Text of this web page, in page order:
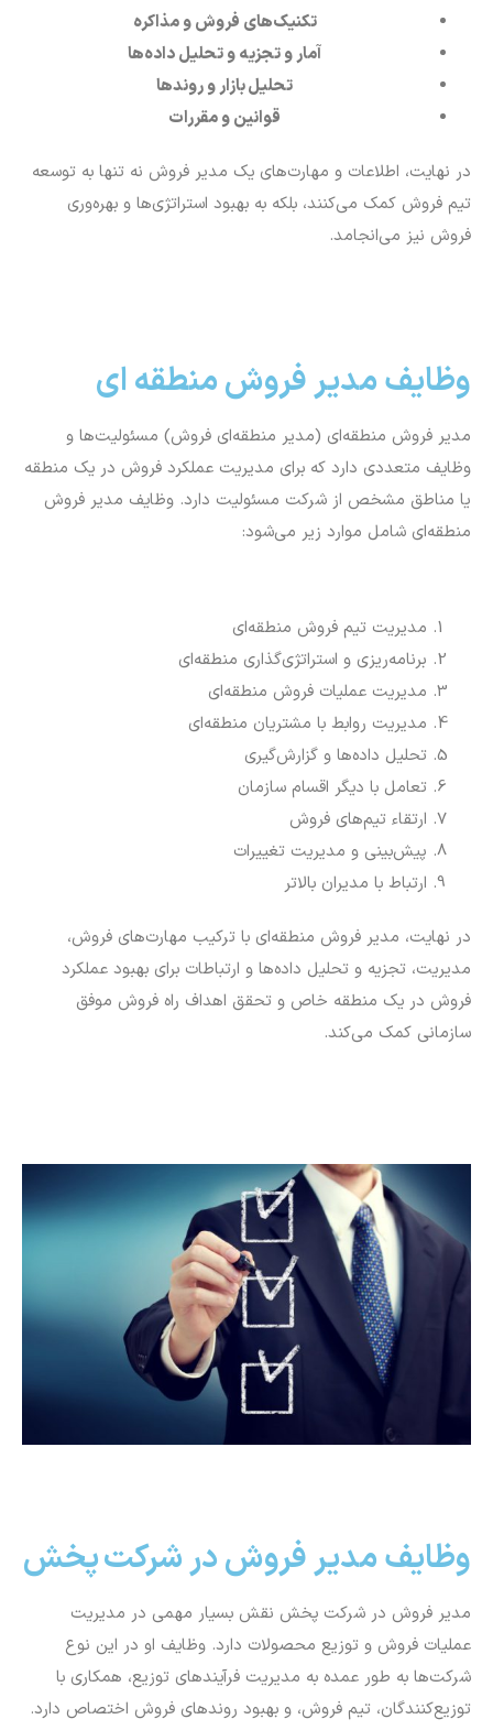
تکنیک‌های فروش و مذاکره
آمار و تجزیه و تحلیل داده‌ها
تحلیل بازار و روندها
قوانین و مقررات
در نهایت، اطلاعات و مهارت‌های یک مدیر فروش نه تنها به توسعه
تیم فروش کمک می‌کنند، بلکه به بهبود استراتژی‌ها و بهره‌وری
فروش نیز می‌انجامد.
وظایف مدیر فروش منطقه ای
مدیر فروش منطقه‌ای (مدیر منطقه‌ای فروش) مسئولیت‌ها و
وظایف متعددی دارد که برای مدیریت عملکرد فروش در یک منطقه
یا مناطق مشخص از شرکت مسئولیت دارد. وظایف مدیر فروش
منطقه‌ای شامل موارد زیر می‌شود:
مدیریت تیم فروش منطقه‌ای
برنامه‌ریزی و استراتژی‌گذاری منطقه‌ای
مدیریت عملیات فروش منطقه‌ای
مدیریت روابط با مشتریان منطقه‌ای
تحلیل داده‌ها و گزارش‌گیری
تعامل با دیگر اقسام سازمان
ارتقاء تیم‌های فروش
پیش‌بینی و مدیریت تغییرات
ارتباط با مدیران بالاتر
در نهایت، مدیر فروش منطقه‌ای با ترکیب مهارت‌های فروش،
مدیریت، تجزیه و تحلیل داده‌ها و ارتباطات برای بهبود عملکرد
فروش در یک منطقه خاص و تحقق اهداف راه فروش موفق
سازمانی کمک می‌کند.
وظایف مدیر فروش در شرکت پخش
مدیر فروش در شرکت پخش نقش بسیار مهمی در مدیریت
عملیات فروش و توزیع محصولات دارد. وظایف او در این نوع
شرکت‌ها به طور عمده به مدیریت فرآیندهای توزیع، همکاری با
توزیع‌کنندگان، تیم فروش، و بهبود روندهای فروش اختصاص دارد.